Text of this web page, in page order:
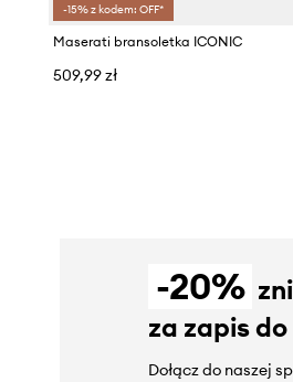
-15% z kodem: OFF*
Maserati bransoletka ICONIC
509,99 zł
-20%
za zapis
Dołącz do naszej